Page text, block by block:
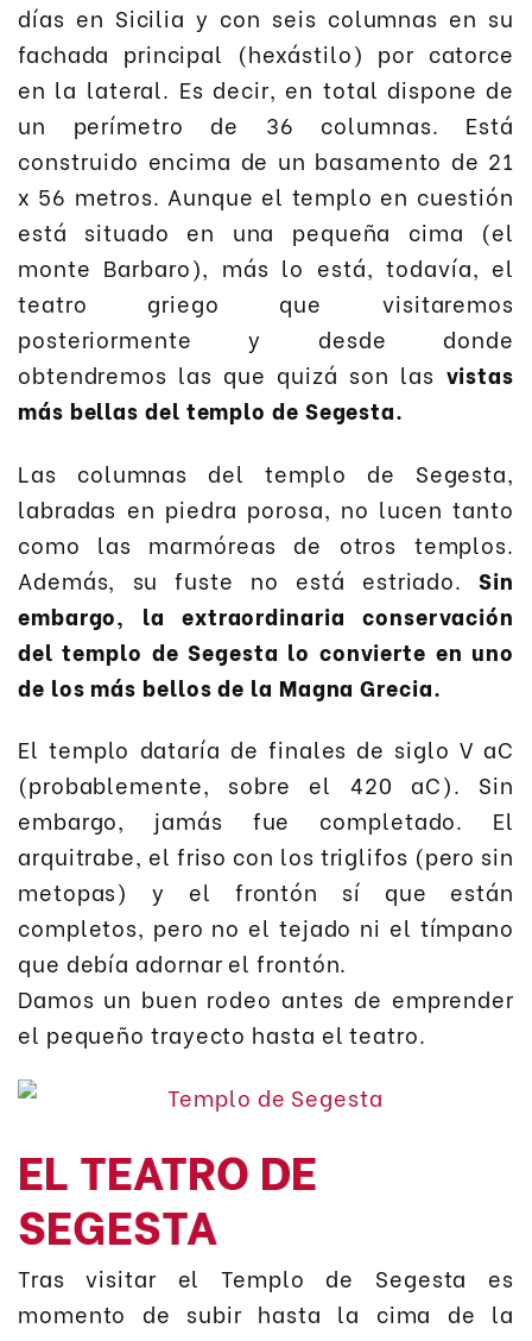
días en Sicilia y con seis columnas en su
fachada principal (hexástilo) por catorce
en la lateral. Es decir, en total dispone de
un perímetro de 36 columnas. Está
construido encima de un basamento de 21
x 56 metros. Aunque el templo en cuestión
está situado en una pequeña cima (el
monte Barbaro), más lo está, todavía, el
teatro griego que visitaremos
posteriormente y desde donde
obtendremos las que quizá son las vistas
más bellas del templo de Segesta.
Las columnas del templo de Segesta,
labradas en piedra porosa, no lucen tanto
como las marmóreas de otros templos.
Además, su fuste no está estriado.Sin
embargo, la extraordinaria conservación
del templo de Segesta lo convierte en uno
de los más bellos de la Magna Grecia.
El templo dataría de finales de siglo V aC
(probablemente, sobre el 420 aC). Sin
embargo, jamás fue completado. El
arquitrabe, el friso con los triglifos (pero sin
metopas) y el frontón sí que están
completos, pero no el tejado ni el tímpano
que debía adornar el frontón.
Damos un buen rodeo antes de emprender
el pequeño trayecto hasta el teatro.
EL TEATRO DE
SEGESTA
Tras visitar el Templo de Segesta es
momento de subir hasta la cima de la